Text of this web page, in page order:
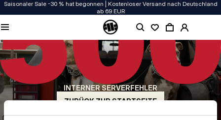
Saisonaler Sale -30 % hat begonnen | Kostenloser Versand nach Deutschland
ab 69 EUR
INTERNER SERVERFEHLER
ZURÜCK ZUR STARTSEITE
QUALITÄT HAT BEI UNS PRIORITÄT
Unsere Kleidung wird mit Leidenschaft produziert. Bei Haltbarkeit, Langlebigkeit
der Materialien und Details machen wir keine Kompromisse.
US ORIGIN
Unsere Wurzeln reichen zurück ins San Diego der frühen 90er. Unser Stil ist roh,
authentisch und kompromisslos.
MARKE MIT CHARAKTER